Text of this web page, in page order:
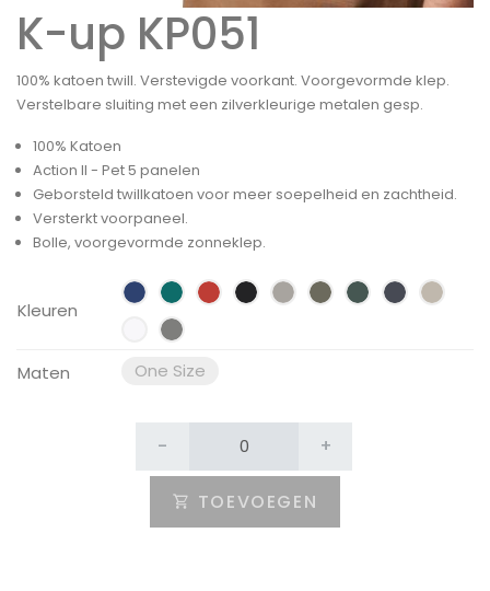
K-up KP051
100% katoen twill. Verstevigde voorkant. Voorgevormde klep.
Verstelbare sluiting met een zilverkleurige metalen gesp.
100% Katoen
Action II - Pet 5 panelen
Geborsteld twillkatoen voor meer soepelheid en zachtheid.
Versterkt voorpaneel.
Bolle, voorgevormde zonneklep.
Kleuren
Maten One Size
- +
TOEVOEGEN